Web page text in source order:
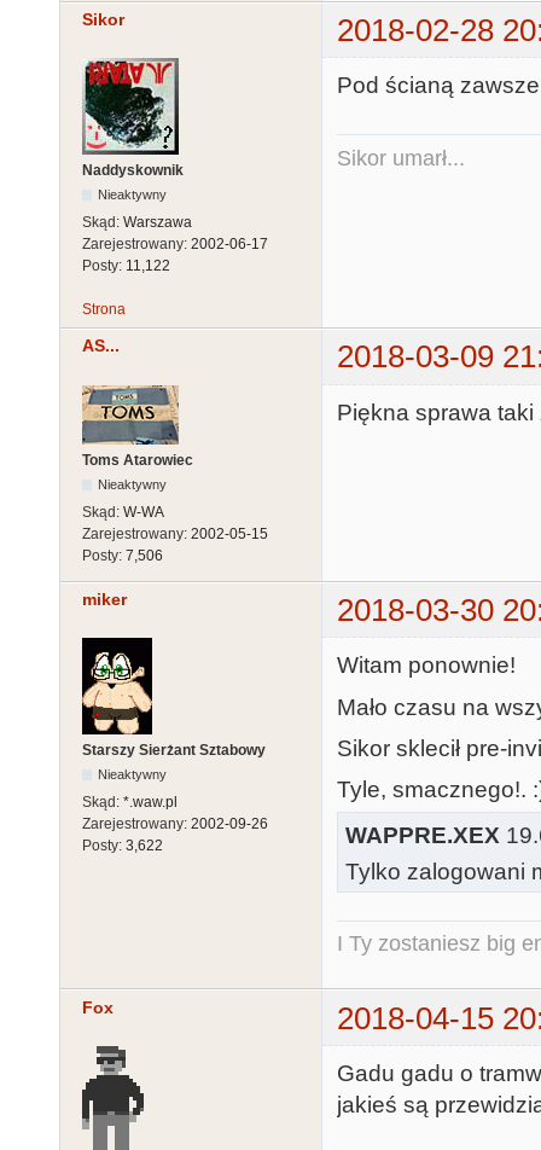
Sikor 2018-02-28
Naddyskownik
Nieaktywny
Skąd: Warszawa
Zarejestrowany: 2002-06-17
Posty: 11,122
Pod ścianą
Sikor umarł...
Strona
AS... 2018-03-09
Toms Atarowiec
Nieaktywny
Skąd: W-WA
Zarejestrowany: 2002-05-15
Posty: 7,506
Piękna sprawa taki
miker 2018-03-30
Starszy Sierżant Sztabowy
Nieaktywny
Skąd: *.waw.pl
Zarejestrowany: 2002-09-26
Posty: 3,622
Witam ponownie!
Mało czasu na
Sikor sklecił pre-
Tyle, smacznego!.
WAPPRE.XEX
Tylko zalogowani
I Ty zostaniesz big
Fox 2018-04-15
Gadu gadu o
jakieś są